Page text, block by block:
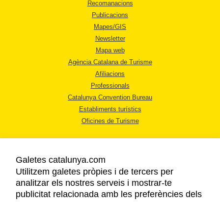
Recomanacions
Publicacions
Mapes/GIS
Newsletter
Mapa web
Agència Catalana de Turisme
Afiliacions
Professionals
Catalunya Convention Bureau
Establiments turístics
Oficines de Turisme
AVÍS LEGAL
Galetes catalunya.com
Utilitzem galetes pròpies i de tercers per
analitzar els nostres serveis i mostrar-te
publicitat relacionada amb les preferències dels